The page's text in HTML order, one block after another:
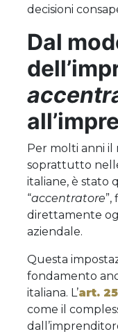
decisioni
Dal
Per molti anni
soprattutto
italiane, è stato
“accentratore
direttamente
aziendale.
Questa
fondamento
italiana. L’art.
come il